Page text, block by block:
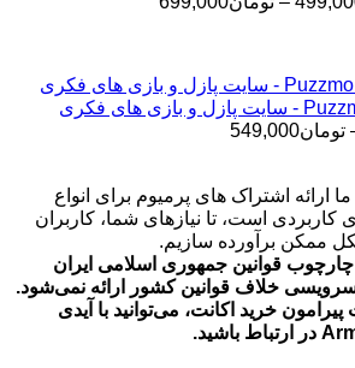
تومان699,000
تومان549,000
تا
تومان549,000
اشتراک های پرمیوم برای انواع
کاربردی است، تا نیازهای شما، کاربران
ممکن برآورده سازیم.
قوانین جمهوری اسلامی ایران
خلاف قوانین کشور ارائه نمی‌شود.
خرید اکانت، می‌توانید با آیدی